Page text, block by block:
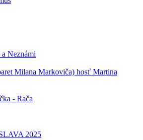
Neznámi
Milana Markoviča) hosť Martina
- Rača
2025